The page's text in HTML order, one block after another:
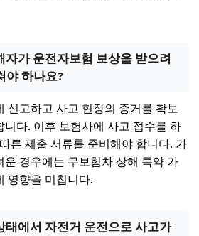
자가 운전자보험 보상을 받으려
야 하나요?
신고하고 사고 현장의 증거를 확보
니다. 이후 보험사에 사고 접수를 하
른 제출 서류를 준비해야 합니다. 가
운 경우에는 무보험차 상해 특약 가
영향을 미칩니다.
태에서 자전거 운전으로 사고가